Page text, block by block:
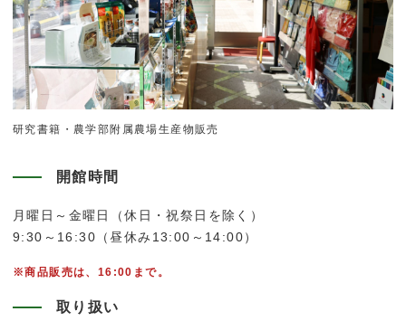
研究書籍・農学部附属農場生産物販売
開館時間
月曜日～金曜日（休日・祝祭日を除く）
9:30～16:30（昼休み13:00～14:00）
※商品販売は、16:00まで。
取り扱い